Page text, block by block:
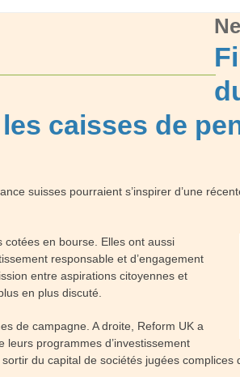
caisses de
suisses pourraient s’inspirer d’une
cotées en bourse. Elles ont aussi
responsable et d’engagement
entre aspirations citoyennes et
en plus discuté.
de campagne. A droite, Reform UK a
programmes d’investissement
du capital de sociétés jugées complices